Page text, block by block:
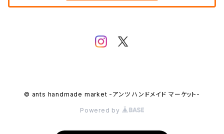
© ants handmade market -アンツ ハンドメイド マーケット-
Powered by